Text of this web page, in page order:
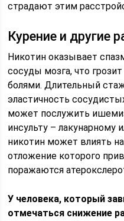
страдают этим
Курение и другие
Никотин оказывает
сосуды мозга, что
болями. Длительный
эластичность
может послужить
инсульту – лакунарному
никотин может влиять
отложение которого
поражаются
У человека, который
отмечаться снижение